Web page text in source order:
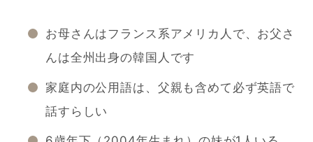
お母さんはフランス系アメリカ人で、お父さ
んは全州出身の韓国人です
家庭内の公用語は、父親も含めて必ず英語で
話すらしい